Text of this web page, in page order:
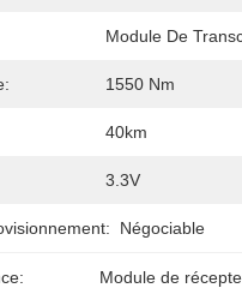
Module De
1550 Nm
40km
3.3V
Négociable
Module de